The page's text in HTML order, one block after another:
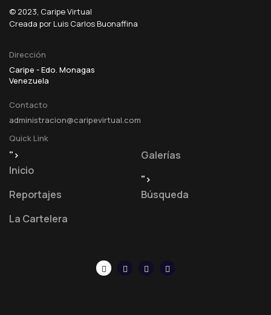
© 2023, Caripe Virtual
Creada por Luis Carlos Buonaffina
Dirección
Caripe - Edo. Monagas
Venezuela
Contacto
administracion@caripevirtual.com
Quick Link
">
Inicio
Reportajes
La Cartelera
Galerías
">
Búsqueda